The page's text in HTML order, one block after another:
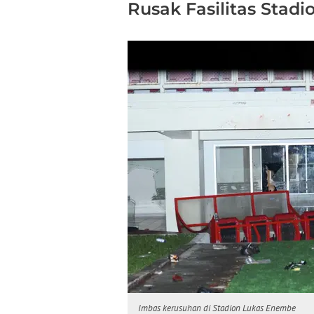
Rusak Fasilitas
Imbas kerusuhan di Stadion Lukas Enembe